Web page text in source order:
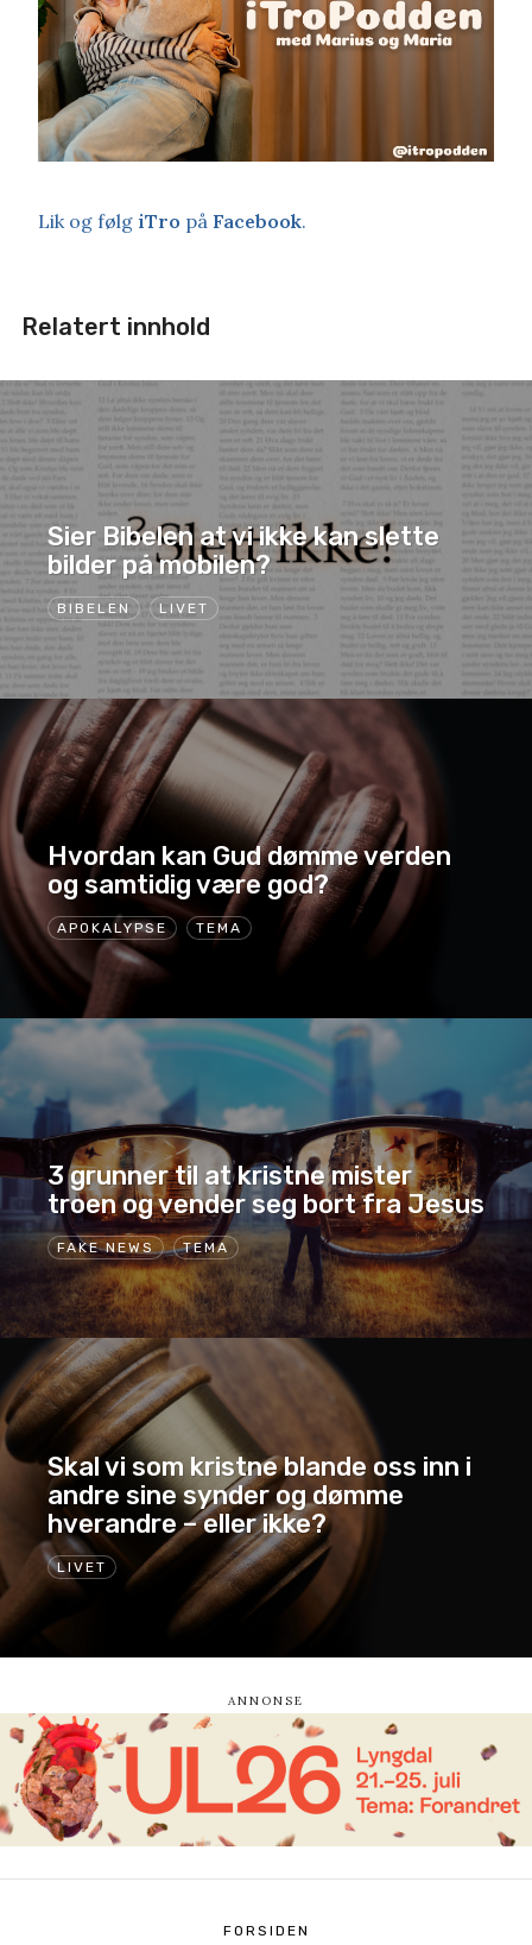
Lik og følg iTro på Facebook.
Relatert innhold
BIBELEN LIVET
Sier Bibelen at vi ikke kan slette
bilder på mobilen?
APOKALYPSE TEMA
Hvordan kan Gud dømme verden
og samtidig være god?
FAKE NEWS TEMA
3 grunner til at kristne mister
troen og vender seg bort fra Jesus
LIVET
Skal vi som kristne blande oss inn i
andre sine synder og dømme
hverandre – eller ikke?
FORSIDEN